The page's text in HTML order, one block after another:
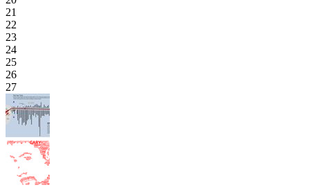
21
22
23
24
25
26
27